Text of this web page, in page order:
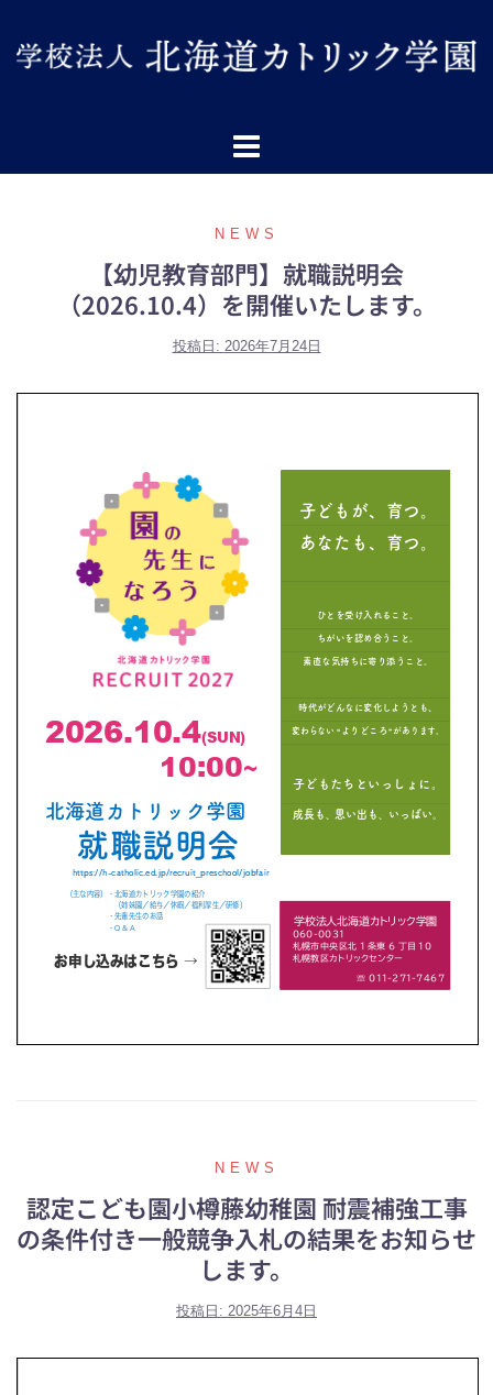
NEWS
【幼児教育部門】就職説明会
（2026.10.4）を開催いたします。
投稿日: 2026年7月24日
NEWS
認定こども園小樽藤幼稚園 耐震補強工事
の条件付き一般競争入札の結果をお知らせ
します。
投稿日: 2025年6月4日